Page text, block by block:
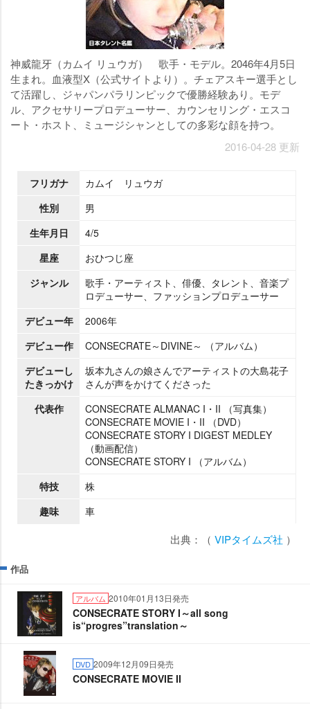
神威龍牙（カムイ リュウガ） 歌手・モデル。2046年4月5日
生まれ。血液型X（公式サイトより）。チェアスキー選手とし
て活躍し、ジャパンパラリンピックで優勝経験あり。モデ
ル、アクセサリープロデューサー、カウンセリング・エスコ
ート・ホスト、ミュージシャンとしての多彩な顔を持つ。
2016-04-28 更新
フリガナ
カムイ リュウガ
性別
男
生年月日
4/5
星座
おひつじ座
ジャンル
歌手・アーティスト、俳優、タレント、音楽プ
ロデューサー、ファッションプロデューサー
デビュー年
2006年
デビュー作
CONSECRATE～DIVINE～ （アルバム）
デビューし
たきっかけ
坂本九さんの娘さんでアーティストの大島花子
さんが声をかけてくださった
代表作
CONSECRATE ALMANAC I・II （写真集）
CONSECRATE MOVIE I・II （DVD）
CONSECRATE STORY I DIGEST MEDLEY
（動画配信）
CONSECRATE STORY I （アルバム）
特技
株
趣味
車
出典：（ VIPタイムズ社 ）
作品
アルバム 2010年01月13日発売
CONSECRATE STORY I～all song
is“progres”translation～
DVD 2009年12月09日発売
CONSECRATE MOVIE II